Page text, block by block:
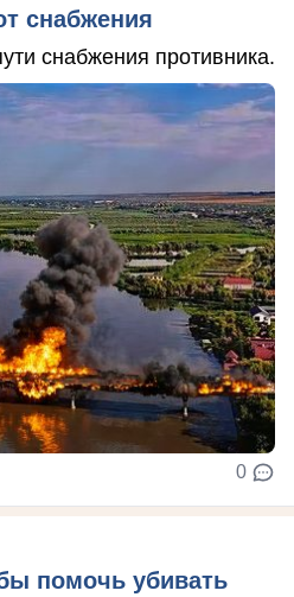
снабжения
снабжения противника.
0
помочь убивать